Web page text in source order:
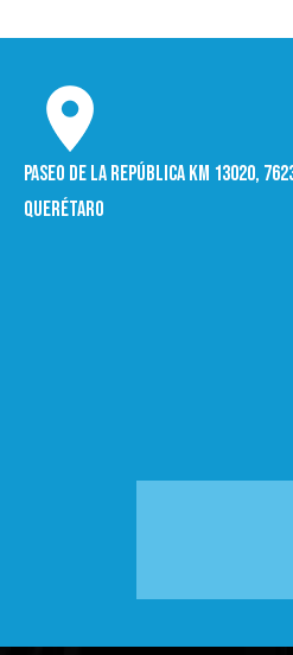
Paseo de la República Km 13020,
Querétaro